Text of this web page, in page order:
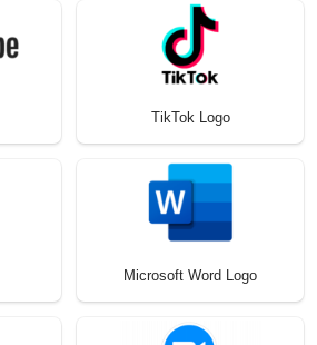
TikTok Logo
Microsoft Word Logo